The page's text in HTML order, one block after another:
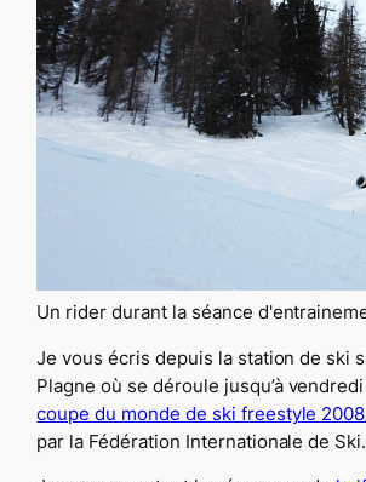
Un rider durant la séance
Je vous écris depuis la station de ski
Plagne où se déroule jusqu’à vendredi
coupe du monde de ski freestyle
par la Fédération Internationale de Ski.